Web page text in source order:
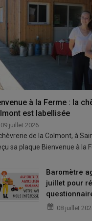
à la Ferme : la
est labellisée
09 juillet 2026
chèvrerie de la Colmont, à
sa plaque Bienvenue à la
Baromètre
juillet pour
08 juillet